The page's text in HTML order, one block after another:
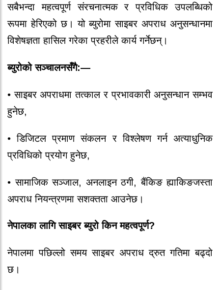
सबैभन्दा महत्वपूर्ण संरचनात्मक र प्रविधिक उपलब्धिको
रूपमा हेरिएको छ। यो ब्युरोमा साइबर अपराध अनुसन्धानमा
विशेषज्ञता हासिल गरेका प्रहरीले कार्य गर्नेछन्।
ब्युरोको सञ्चालनसँगै:—
• साइबर अपराधमा तत्काल र प्रभावकारी अनुसन्धान सम्भव
हुनेछ,
• डिजिटल प्रमाण संकलन र विश्लेषण गर्न अत्याधुनिक
प्रविधिको प्रयोग हुनेछ,
• सामाजिक सञ्जाल, अनलाइन ठगी, बैंकिङ ह्याकिङजस्ता
अपराध नियन्त्रणमा सशक्तता आउनेछ।
नेपालका लागि साइबर ब्युरो किन महत्वपूर्ण?
नेपालमा पछिल्लो समय साइबर अपराध द्रुत गतिमा बढ्दो
छ।